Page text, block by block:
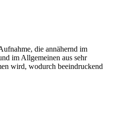
die annähernd im
im Allgemeinen aus sehr
wird, wodurch beeindruckend